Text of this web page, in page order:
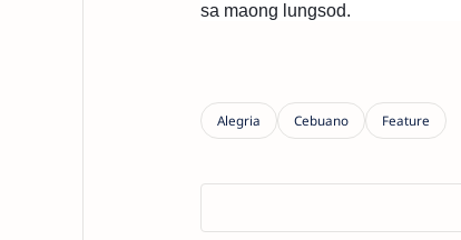
sa maong lungsod.